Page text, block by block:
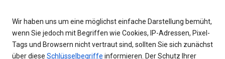
Wir haben uns um eine möglichst einfache Darstellung bemüht,
wenn Sie jedoch mit Begriffen wie Cookies, IP-Adressen, Pixel-
Tags und Browsern nicht vertraut sind, sollten Sie sich zunächst
über diese Schlüsselbegriffe informieren. Der Schutz Ihrer